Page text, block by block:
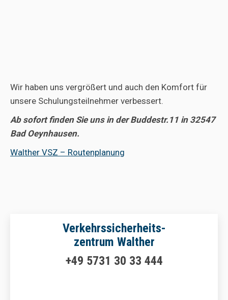
Wir haben uns vergrößert und auch den Komfort für
unsere Schulungsteilnehmer verbessert.
Ab sofort finden Sie uns in der Buddestr.11 in 32547
Bad Oeynhausen.
Walther VSZ – Routenplanung
Verkehrssicherheits-
zentrum Walther
+49 5731 30 33 444